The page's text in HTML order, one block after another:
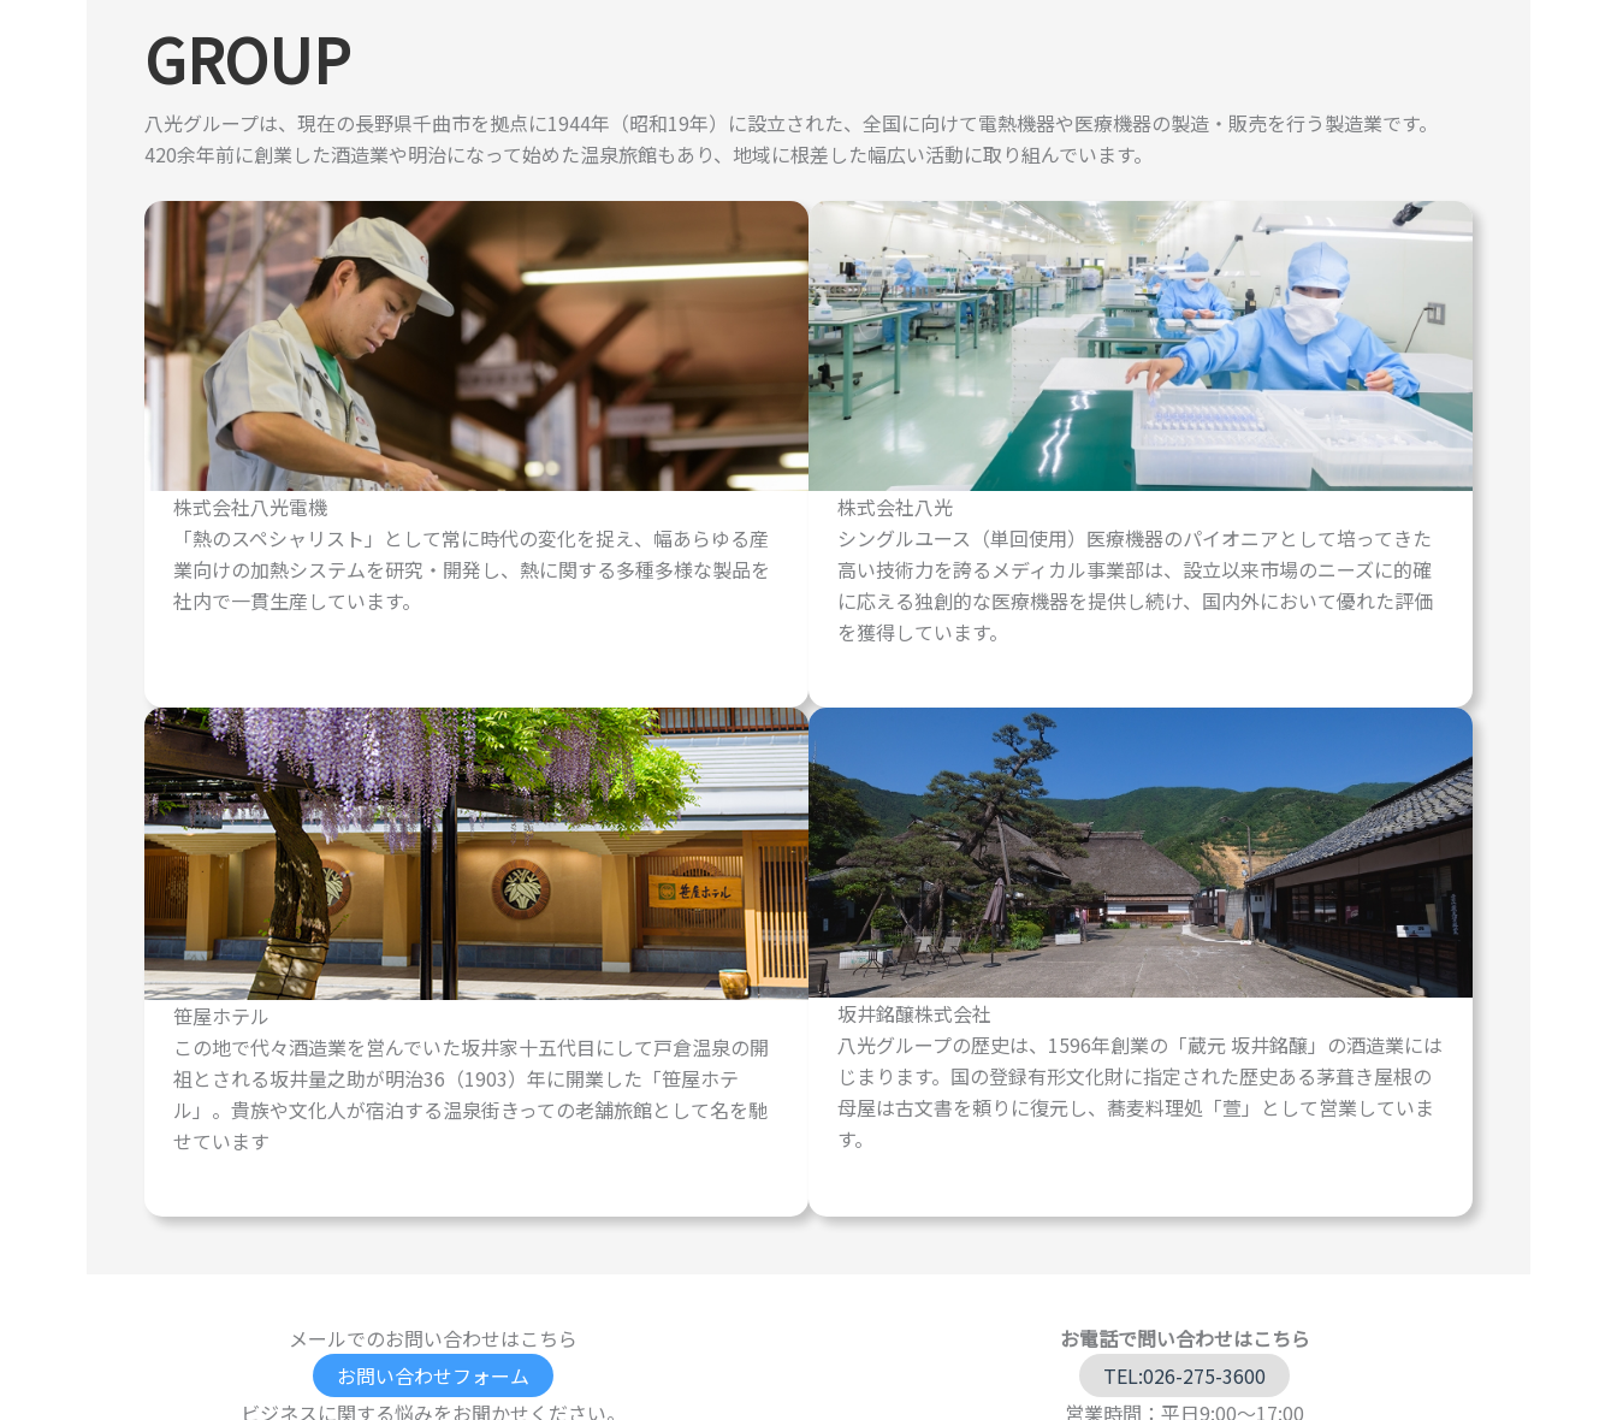
GROUP
八光グループは、現在の長野県千曲市を拠点に1944年（昭和19年）に設立された、全国に向けて電熱機器や医療機器の製造・販売を行う製造業です。
420余年前に創業した酒造業や明治になって始めた温泉旅館もあり、地域に根差した幅広い活動に取り組んでいます。
株式会社八光電機
「熱のスペシャリスト」として常に時代の変化を捉え、幅あらゆる産
業向けの加熱システムを研究・開発し、熱に関する多種多様な製品を
社内で一貫生産しています。
株式会社八光
シングルユース（単回使用）医療機器のパイオニアとして培ってきた
高い技術力を誇るメディカル事業部は、設立以来市場のニーズに的確
に応える独創的な医療機器を提供し続け、国内外において優れた評価
を獲得しています。
笹屋ホテル
この地で代々酒造業を営んでいた坂井家十五代目にして戸倉温泉の開
祖とされる坂井量之助が明治36（1903）年に開業した「笹屋ホテ
ル」。貴族や文化人が宿泊する温泉街きっての老舗旅館として名を馳
せています
坂井銘醸株式会社
八光グループの歴史は、1596年創業の「蔵元 坂井銘醸」の酒造業には
じまります。国の登録有形文化財に指定された歴史ある茅葺き屋根の
母屋は古文書を頼りに復元し、蕎麦料理処「萱」として営業していま
す。
メールでのお問い合わせはこちら
お問い合わせフォーム
ビジネスに関する悩みをお聞かせください。
お電話で問い合わせはこちら
TEL:026-275-3600
営業時間：平日9:00～17:00